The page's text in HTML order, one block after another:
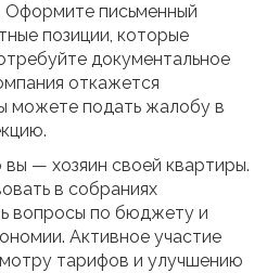
письменный
позиции, которые
документальное
откажется
можете подать жалобу в
вы — хозяин своей квартиры.
в собраниях
вопросы по бюджету и
Активное участие
тарифов и улучшению